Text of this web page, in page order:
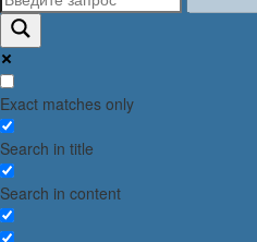
Exact matches only
Search in title
Search in content